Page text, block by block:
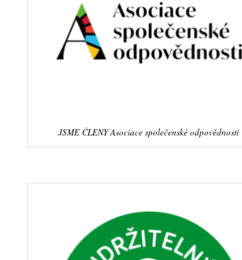
JSME ČLENY Asociace společenské odpovědnosti